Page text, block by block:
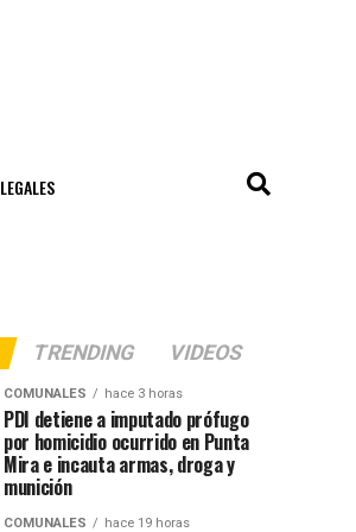
LEGALES
TRENDING VIDEOS
COMUNALES hace 3 horas
PDI detiene a imputado prófugo
por homicidio ocurrido en Punta
Mira e incauta armas, droga y
munición
COMUNALES hace 19 horas